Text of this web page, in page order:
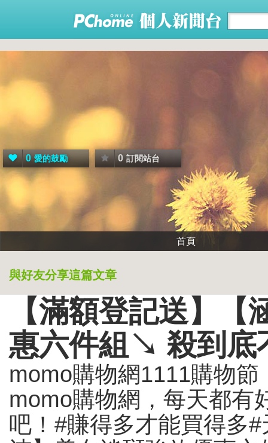
0 愛的鼓勵 0 訂閱站台
首頁
與好友分享這篇文章
【滿額登記送】
惠六件組↘ 殺到底
momo購物網1111購物
momo購物網，每天都有
吧！#賺得多才能買得多